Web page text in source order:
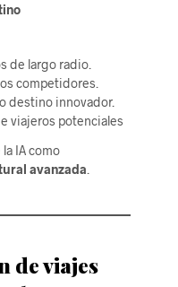
de largo radio.
competidores.
destino innovador.
viajeros potenciales
IA como
avanzada
de viajes